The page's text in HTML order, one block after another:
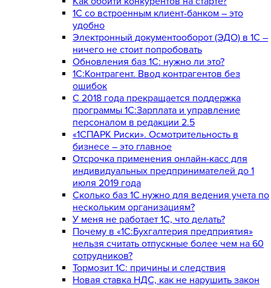
1C со встроенным клиент-банком – это
удобно
Электронный документооборот (ЭДО) в 1С –
ничего не стоит попробовать
Обновления баз 1С: нужно ли это?
1С:Контрагент. Ввод контрагентов без
ошибок
С 2018 года прекращается поддержка
программы 1С:Зарплата и управление
персоналом в редакции 2.5
«1СПАРК Риски». Осмотрительность в
бизнесе – это главное
Отсрочка применения онлайн-касс для
индивидуальных предпринимателей до 1
июля 2019 года
Сколько баз 1C нужно для ведения учета по
нескольким организациям?
У меня не работает 1С, что делать?
Почему в «1С:Бухгалтерия предприятия»
нельзя считать отпускные более чем на 60
сотрудников?
Тормозит 1C: причины и следствия
Новая ставка НДС, как не нарушить закон